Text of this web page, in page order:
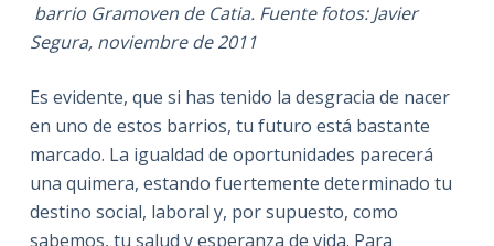
barrio Gramoven de Catia. Fuente fotos: Javier
Segura, noviembre de 2011
Es evidente, que si has tenido la desgracia de nacer
en uno de estos barrios, tu futuro está bastante
marcado. La igualdad de oportunidades parecerá
una quimera, estando fuertemente determinado tu
destino social, laboral y, por supuesto, como
sabemos, tu salud y esperanza de vida. Para